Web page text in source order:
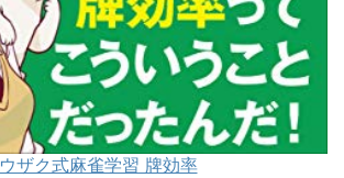
ウザク式麻雀学習 牌効率